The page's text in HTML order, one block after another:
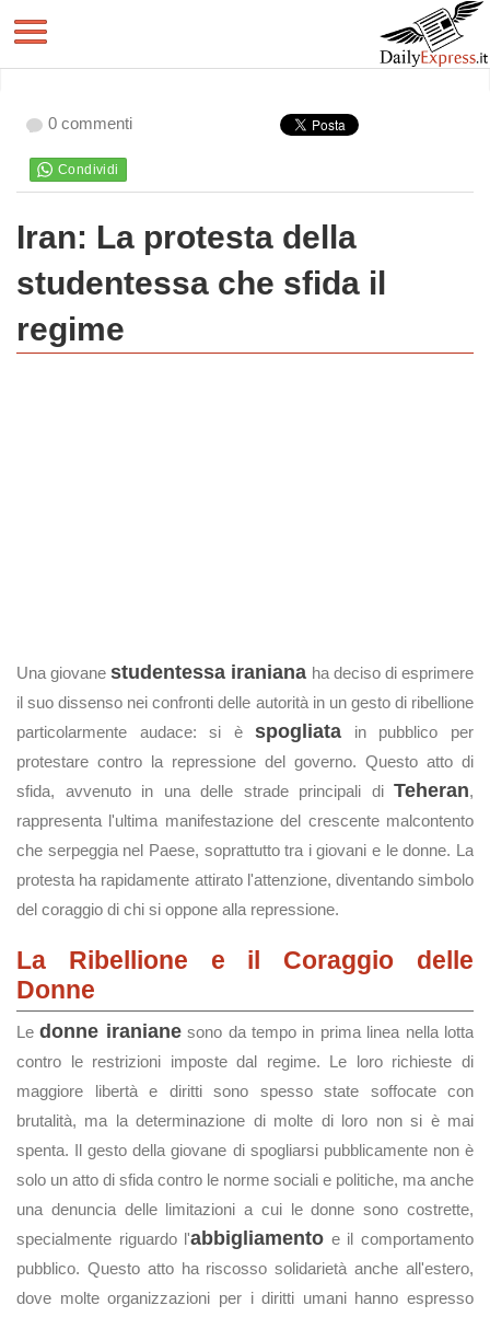
0 commenti
Iran: La protesta della
studentessa che sfida il
regime
Una giovanestudentessa iraniana ha deciso di esprimere
il suo dissenso nei confronti delle autorità in un gesto di ribellione
particolarmente audace: si èspogliata in pubblico per
protestare contro la repressione del governo. Questo atto di
sfida, avvenuto in una delle strade principali di Teheran,
rappresenta l'ultima manifestazione del crescente malcontento
che serpeggia nel Paese, soprattutto tra i giovani e le donne. La
protesta ha rapidamente attirato l'attenzione, diventando simbolo
del coraggio di chi si oppone alla repressione.
La Ribellione e il Coraggio delle
Donne
Ledonne iranianesono da tempo in prima linea nella lotta
contro le restrizioni imposte dal regime. Le loro richieste di
maggiore libertà e diritti sono spesso state soffocate con
brutalità, ma la determinazione di molte di loro non si è mai
spenta. Il gesto della giovane di spogliarsi pubblicamente non è
solo un atto di sfida contro le norme sociali e politiche, ma anche
una denuncia delle limitazioni a cui le donne sono costrette,
specialmente riguardo l'abbigliamento e il comportamento
pubblico. Questo atto ha riscosso solidarietà anche all'estero,
dove molte organizzazioni per i diritti umani hanno espresso